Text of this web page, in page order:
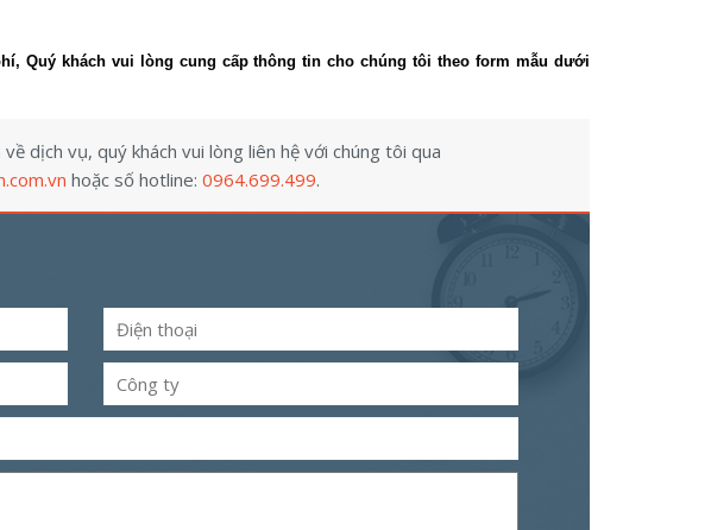
Quý khách vui lòng cung cấp thông tin cho chúng tôi theo form mẫu dưới
dịch vụ, quý khách vui lòng liên hệ với chúng tôi qua
hoặc số hotline:0964.699.499.